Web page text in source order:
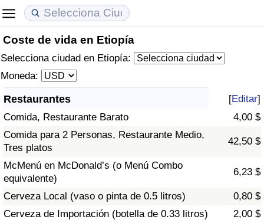
Coste de vida en Etiopía
Selecciona ciudad en Etiopía:
Moneda:
Restaurantes [Editar]
Comida, Restaurante Barato
4,00 $
Comida para 2 Personas, Restaurante Medio,
Tres platos
42,50 $
McMenú en McDonald’s (o Menú Combo
equivalente)
6,23 $
Cerveza Local (vaso o pinta de 0.5 litros)
0,80 $
Cerveza de Importación (botella de 0.33 litros)
2,00 $
Coste de vida
Índice de Costo de Vida (Actual)
Índice de Costo de Vida
Índice de costo de vida por país
en aqaba
Precios de las propiedades
Índice de Precios de Inmuebles (Actual)
Índice de Precios de Inmuebles
Índice de Precios de Inmuebles por País
Calidad de Vida
Índice de Calidad de Vida
Índice de Calidad de Vida (Actual)
Índice de calidad de vida por país
Delincuencia
Calificación del Índice de Criminalidad
(Actual)